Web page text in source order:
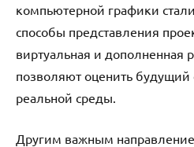
компьютерной графики
способы представления
виртуальная и дополненная
позволяют оценить будущий
реальной среды.
Другим важным